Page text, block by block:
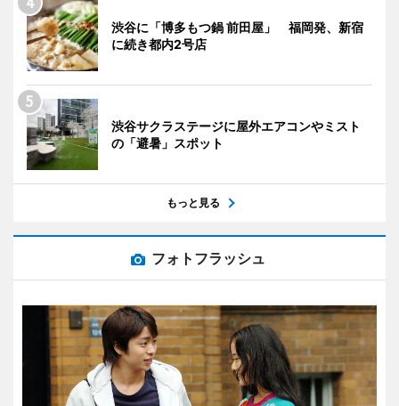
渋谷に「博多もつ鍋 前田屋」 福岡発、新宿
に続き都内2号店
渋谷サクラステージに屋外エアコンやミスト
の「避暑」スポット
もっと見る
フォトフラッシュ